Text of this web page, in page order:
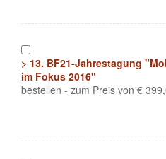
> 13. BF21-Jahrestagung
im Fokus 2016"
bestellen - zum Preis von €